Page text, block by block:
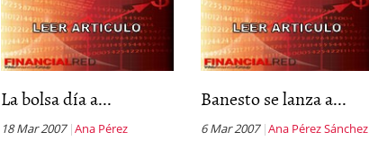
La bolsa día a...
18 Mar 2007 Ana Pérez
Banesto se lanza a...
6 Mar 2007 Ana Pérez Sánchez